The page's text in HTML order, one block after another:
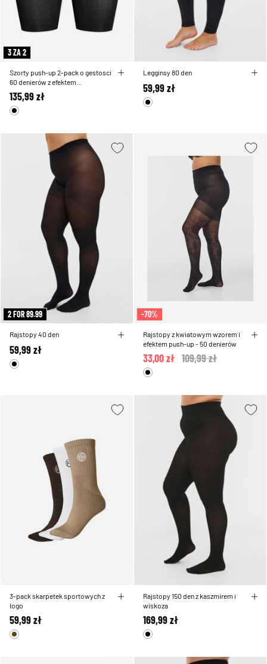
3 ZA 2
Szorty push-up 2-pack o gestosci
60 denierów z efektem
modelujacym
135,99 zł
Legginsy 80 den
59,99 zł
2 FOR 89.99
Rajstopy 40 den
59,99 zł
-70%
Rajstopy z kwiatowym wzorem i
efektem push-up - 50 denierów
Price reduced from
109,99 zł
33,00 zł
3-pack skarpetek sportowych z
logo
59,99 zł
Rajstopy 150 den z kaszmirem i
wiskoza
169,99 zł